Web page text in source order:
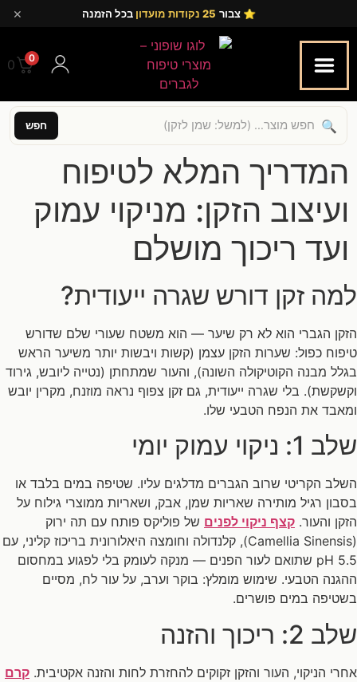
0
0.00
🔍 חפש
המדריך המלא לטיפוח
ועיצוב הזקן: מניקוי עמוק
ועד ריכוך מושלם
למה זקן דורש שגרה ייעודית?
הזקן הגברי הוא לא רק שיער — הוא משטח שעורי שלם שדורש
טיפוח כפול: שערות הזקן עצמן (קשות ויבשות יותר משיער הראש
בגלל מבנה הקוטיקולה השונה), והעור שמתחתן (נטייה ליובש, גירוד
וקשקשת). בלי שגרה ייעודית, גם זקן צפוף נראה מוזנח, מקרין יובש
ומאבד את הנפח הטבעי שלו.
שלב 1: ניקוי עמוק יומי
השלב הקריטי שרוב הגברים מדלגים עליו. שטיפה במים בלבד או
בסבון רגיל מותירה שאריות שמן, אבק, ושאריות ממוצרי גילוח על
הזקן והעור. קצף ניקוי לפנים של פוליקס פותח עם תה ירוק
(Camellia Sinensis), קלנדולה וחומצה היאלורונית בריכוז קליני, עם
pH 5.5 שתואם לעור הפנים — מנקה לעומק בלי לפגוע במחסום
ההגנה הטבעי. שימוש מומלץ: בוקר וערב, על עור לח, מסיים
בשטיפה במים פושרים.
שלב 2: ריכוך והזנה
אחרי הניקוי, העור והזקן זקוקים להחזרת לחות והזנה אקטיבית. קרם
⭐ צבור 25 נקודות מועדון בכל הזמנה ×